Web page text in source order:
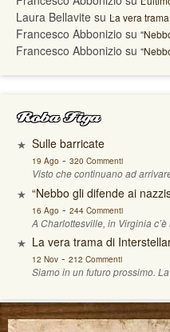
Laura Bellavite su La vera
Francesco Abbonizio su
Francesco Abbonizio su
Roba Figa
Sulle barricate
19 Ago - 320 Commenti
Visto che continuano ad
“Nebbo gli difende ai
16 Ago - 244 Commenti
A Charlottesville, in Virginia
La vera trama di
12 Nov- 212 Commenti
Siamo in un futuro prossimo.